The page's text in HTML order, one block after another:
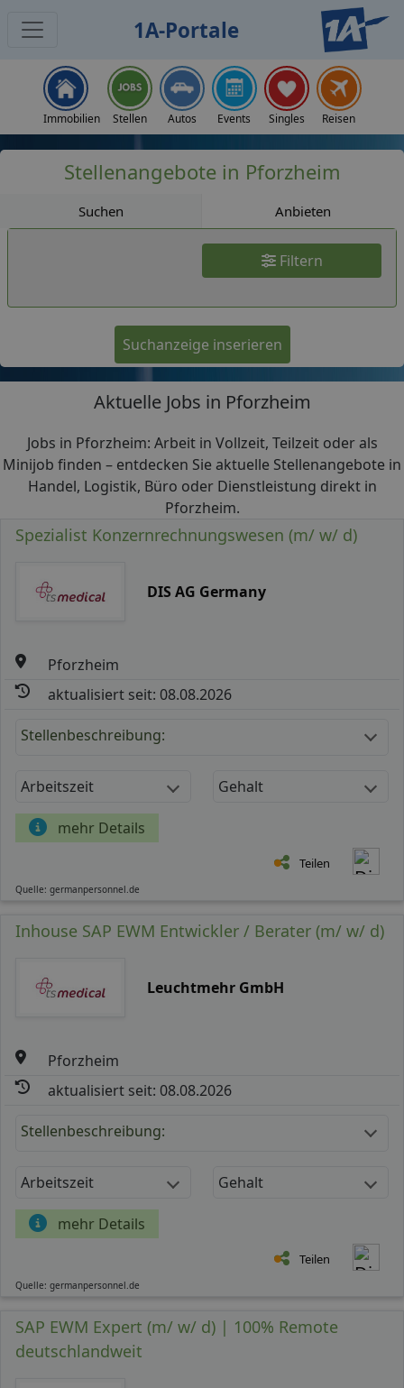
1A-Portale
Immobilien Stellen Autos Events Singles Reisen
Stellenangebote in Pforzheim
Suchen Anbieten
Filtern
Suchanzeige inserieren
Aktuelle Jobs in Pforzheim
Jobs in Pforzheim: Arbeit in Vollzeit, Teilzeit oder als
Minijob finden – entdecken Sie aktuelle Stellenangebote in
Handel, Logistik, Büro oder Dienstleistung direkt in
Pforzheim.
Spezialist Konzernrechnungswesen (m/ w/ d)
DIS AG Germany
Pforzheim
aktualisiert seit: 08.08.2026
Stellenbeschreibung:
Arbeitszeit Gehalt
mehr Details
Teilen
Quelle: germanpersonnel.de
Inhouse SAP EWM Entwickler / Berater (m/ w/ d)
Leuchtmehr GmbH
Pforzheim
aktualisiert seit: 08.08.2026
Stellenbeschreibung:
Arbeitszeit Gehalt
mehr Details
Teilen
Quelle: germanpersonnel.de
SAP EWM Expert (m/ w/ d) | 100% Remote
deutschlandweit